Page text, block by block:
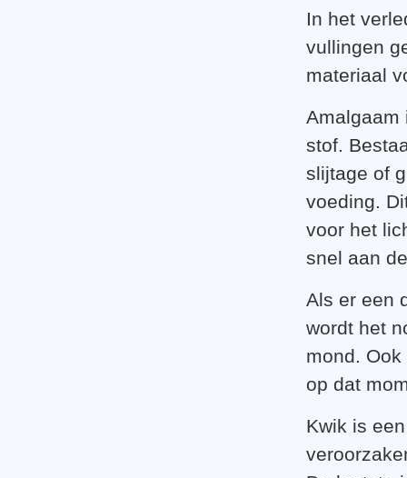
In het
vullingen
materiaal
Amalgaam
stof.
slijtage of
voeding.
voor het
snel aan
Als er een
wordt het
mond.
op dat
Kwik is